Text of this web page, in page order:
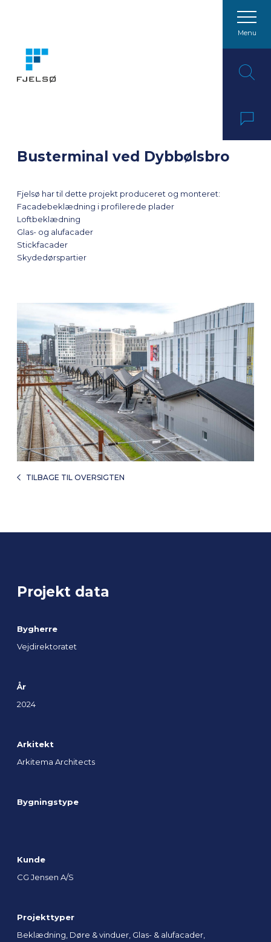
Spring til indhold
Menu
Busterminal ved Dybbølsbro
Fjelsø har til dette projekt produceret og monteret:
Facadebeklædning i profilerede plader
Loftbeklædning
Glas- og alufacader
Stickfacader
Skydedørspartier
TILBAGE TIL OVERSIGTEN
Projekt data
Bygherre
Vejdirektoratet
År
2024
Arkitekt
Arkitema Architects
Bygningstype
Kunde
CG Jensen A/S
Projekttyper
Beklædning, Døre & vinduer, Glas- & alufacader,